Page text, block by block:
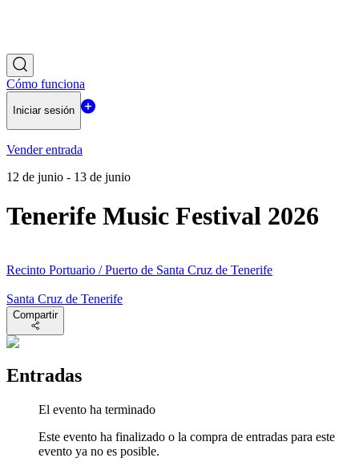
Cómo funciona
Iniciar sesión
Vender entrada
12 de junio - 13 de junio
Tenerife Music Festival 2026
Recinto Portuario / Puerto de Santa Cruz de Tenerife
Santa Cruz de Tenerife
Compartir
Entradas
El evento ha terminado
Este evento ha finalizado o la compra de entradas para este
evento ya no es posible.